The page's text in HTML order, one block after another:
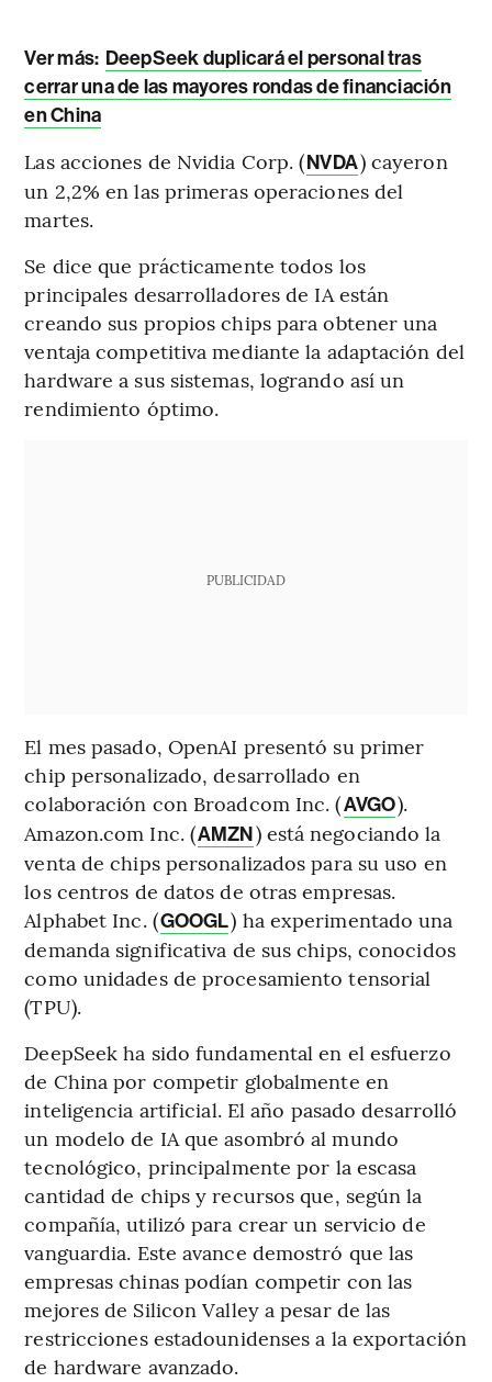
Ver más: DeepSeek duplicará el personal tras
cerrar una de las mayores rondas de financiación
en China
Las acciones de Nvidia Corp. (NVDA) cayeron
un 2,2% en las primeras operaciones del
martes.
Se dice que prácticamente todos los
principales desarrolladores de IA están
creando sus propios chips para obtener una
ventaja competitiva mediante la adaptación del
hardware a sus sistemas, logrando así un
rendimiento óptimo.
PUBLICIDAD
El mes pasado, OpenAI presentó su primer
chip personalizado, desarrollado en
colaboración con Broadcom Inc. (AVGO).
Amazon.com Inc. (AMZN) está negociando la
venta de chips personalizados para su uso en
los centros de datos de otras empresas.
Alphabet Inc. (GOOGL) ha experimentado una
demanda significativa de sus chips, conocidos
como unidades de procesamiento tensorial
(TPU).
DeepSeek ha sido fundamental en el esfuerzo
de China por competir globalmente en
inteligencia artificial. El año pasado desarrolló
un modelo de IA que asombró al mundo
tecnológico, principalmente por la escasa
cantidad de chips y recursos que, según la
compañía, utilizó para crear un servicio de
vanguardia. Este avance demostró que las
empresas chinas podían competir con las
mejores de Silicon Valley a pesar de las
restricciones estadounidenses a la exportación
de hardware avanzado.